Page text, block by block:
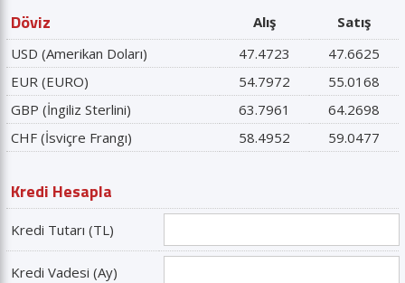
Döviz Alış
Satış
USD (Amerikan Doları)
47.4723
47.6625
EUR (EURO)
54.7972
55.0168
GBP (İngiliz Sterlini)
63.7961
64.2698
CHF (İsviçre Frangı)
58.4952 59.0477
Kredi Hesapla
Kredi Tutarı (TL)
Kredi Vadesi (Ay)